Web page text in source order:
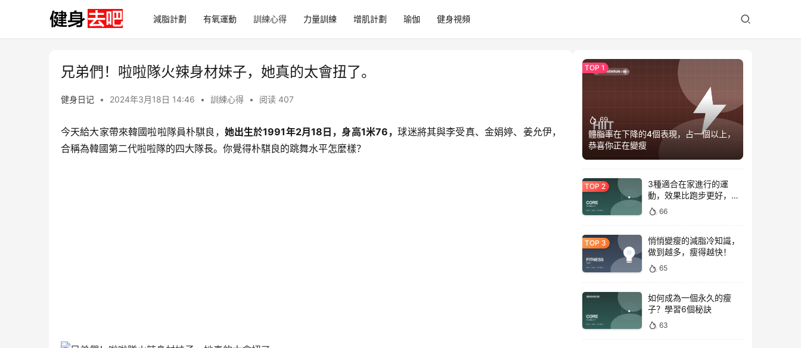
減脂計劃 有氧運動 訓練心得 力量訓練 增肌計劃 瑜伽 健身視頻
兄弟們！啦啦隊火辣身材妹子，她真的太會扭了。
健身日记 • 2024年3月18日 14:46 • 訓練心得 • 阅读 407
今天給大家帶來韓國啦啦隊員朴騏良， 她出生於1991年2月18日，身高1米76，球迷將其與李受真、金娟婷、姜允伊，
合稱為韓國第二代啦啦隊的四大隊長。你覺得朴騏良的跳舞水平怎麼樣？
69
體脂率在下降的4個表現，占一個以上，
恭喜你正在變瘦
3種適合在家進行的運
動，效果比跑步更好，是
公認的脂肪殺手！
66
悄悄變瘦的減脂冷知識，
做到越多，瘦得越快！
65
如何成為一個永久的瘦
子？學習6個秘訣
63